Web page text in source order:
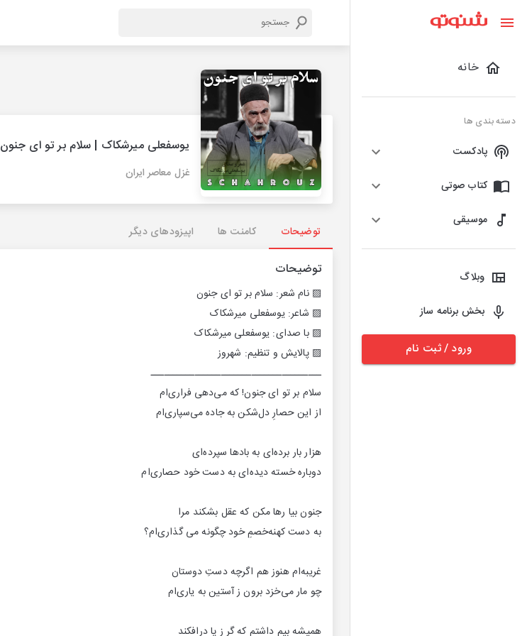
خانه
دسته بندی ها
پادکست
کتاب صوتی
موسیقی
وبلاگ
بخش برنامه ساز
ورود / ثبت نام
یوسفعلی میرشکاک | سلام بر تو ای جنون
غزل معاصر ایران
توضیحات کامنت ها اپیزودهای دیگر
توضیحات
▨ نام شعر: سلام بر تو ای جنون
▨ شاعر: یوسفعلی میرشکاک
▨ با صدای: یوسفعلی میرشکاک
▨ پالایش و تنظیم: شهروز
ـــــــــــــــــــــــــــــــــــــــ
سلام بر تو ای جنون! که می‌دهی فراری‌ام
از این حصارِ دل‌شکن به جاده می‌سپاری‌ام
هزار بار برده‌ای به بادها سپرده‌ای
دوباره خسته دیده‌ای به دست خود حصاری‌ام
جنون بیا رها مکن که عقل بشکند مرا
به دست کهنه‌خصمِ خود چگونه می گذاری‌ام؟
غریبه‌ام هنوز هم اگرچه دستِ دوستان
چو مار می‌خزد برون ز آستین به یاری‌ام
همیشه بیم داشتم که گر ز پا درافکند